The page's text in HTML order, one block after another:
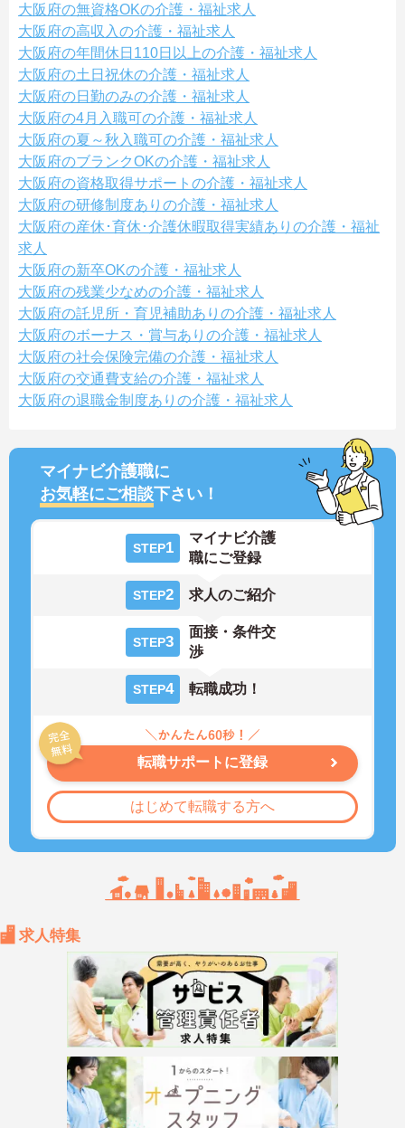
大阪府の無資格OKの介護・福祉求人
大阪府の高収入の介護・福祉求人
大阪府の年間休日110日以上の介護・福祉求人
大阪府の土日祝休の介護・福祉求人
大阪府の日勤のみの介護・福祉求人
大阪府の4月入職可の介護・福祉求人
大阪府の夏～秋入職可の介護・福祉求人
大阪府のブランクOKの介護・福祉求人
大阪府の資格取得サポートの介護・福祉求人
大阪府の研修制度ありの介護・福祉求人
大阪府の産休･育休･介護休暇取得実績ありの介護・福祉
求人
大阪府の新卒OKの介護・福祉求人
大阪府の残業少なめの介護・福祉求人
大阪府の託児所・育児補助ありの介護・福祉求人
大阪府のボーナス・賞与ありの介護・福祉求人
大阪府の社会保険完備の介護・福祉求人
大阪府の交通費支給の介護・福祉求人
大阪府の退職金制度ありの介護・福祉求人
マイナビ介護職に
お気軽にご相談下さい！
STEP1
マイナビ介護
職にご登録
STEP2 求人のご紹介
STEP3
面接・条件交
渉
STEP4 転職成功！
転職サポートに登録
はじめて転職する方へ
求人特集